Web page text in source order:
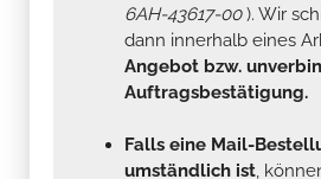
6AH-43617-00). Wir
dann innerhalb eines
Angebot bzw.
Auftragsbestätigung.
Falls eine Mail-
umständlich ist,